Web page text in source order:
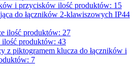
i przycisków ilość produktów: 15
do łączników 2-klawiszowych IP44
ilość produktów: 27
ilość produktów: 43
z piktogramem klucza do łączników i
7